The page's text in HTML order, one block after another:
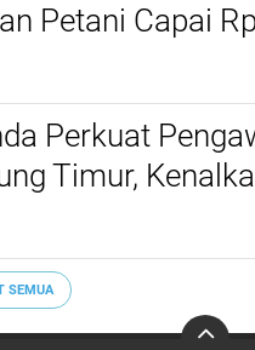
Petani Capai
Perkuat
Timur,
SEMUA